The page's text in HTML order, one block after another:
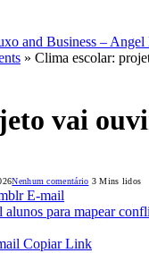
» Clima escolar:
vai
Nenhum comentário 3 Mins lidos
E-mail
Copiar Link